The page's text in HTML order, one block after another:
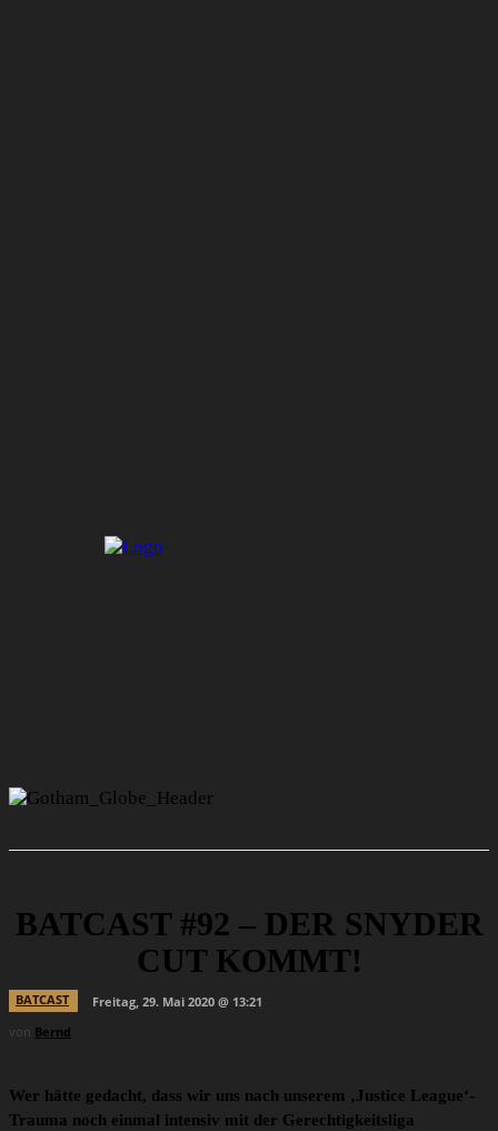
BATCAST #92 – DER SNYDER
CUT KOMMT!
BATCAST
Freitag, 29. Mai 2020 @ 13:21
von Bernd
Wer hätte gedacht, dass wir uns nach unserem ‚Justice League‘-
Trauma noch einmal intensiv mit der Gerechtigkeitsliga